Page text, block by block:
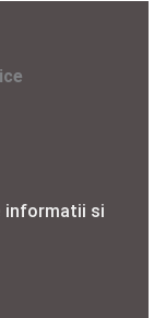
informatii si